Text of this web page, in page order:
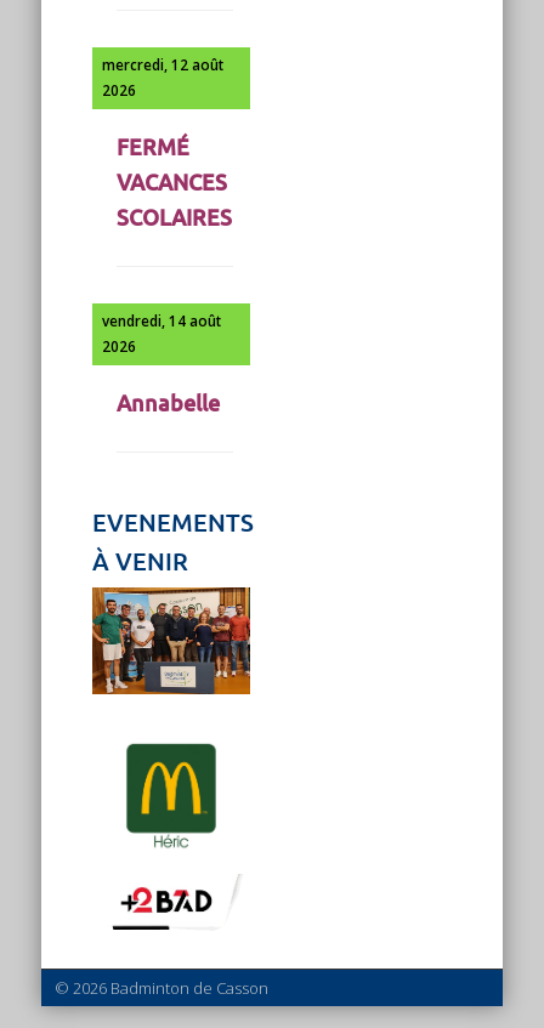
mercredi, 12 août
2026
FERMÉ
VACANCES
SCOLAIRES
vendredi, 14 août
2026
Annabelle
EVENEMENTS
À VENIR
© 2026 Badminton de Casson